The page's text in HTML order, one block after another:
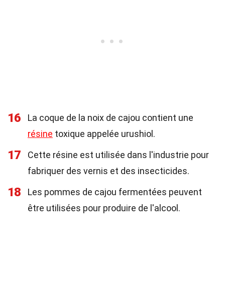
16
La coque de la noix de cajou contient une
résine toxique appelée urushiol.
17
Cette résine est utilisée dans l'industrie pour
fabriquer des vernis et des insecticides.
18
Les pommes de cajou fermentées peuvent
être utilisées pour produire de l'alcool.